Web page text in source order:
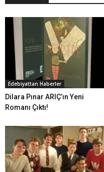
Edebiyattan Haberler
Dilara Pınar ARIÇ’ın Yeni
Romanı Çıktı!